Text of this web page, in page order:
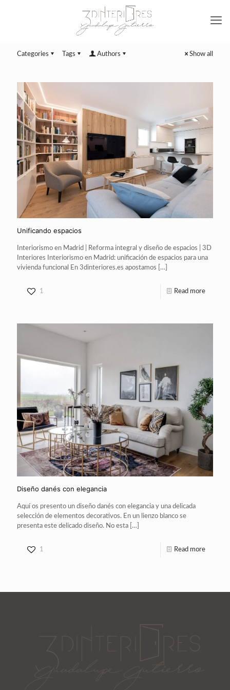
Categories Tags Authors Show all
Unificando espacios
Interiorismo en Madrid | Reforma integral y diseño de espacios | 3D
Interiores Interiorismo en Madrid: unificación de espacios para una
vivienda funcional En 3dinteriores.es apostamos […]
1 Read more
Diseño danés con elegancia
Aquí os presento un diseño danés con elegancia y una delicada
selección de elementos decorativos. En un lienzo blanco se
presenta este delicado diseño. No esta […]
1 Read more